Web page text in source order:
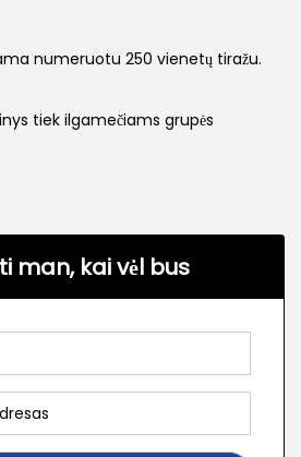
numeruotu 250 vienetų tiražu.
tiek ilgamečiams grupės
man, kai vėl bus